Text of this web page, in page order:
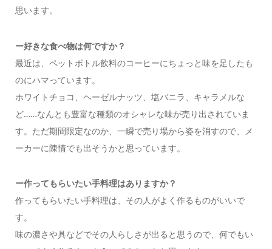
思います。
ー好きな食べ物は何ですか？
最近は、ペットボトル飲料のコーヒーにちょっと味を足したも
のにハマっています。
ホワイトチョコ、ヘーゼルナッツ、塩バニラ、キャラメルな
ど……なんとも豊富な種類のオシャレな味が売り出されていま
す。ただ期間限定なのか、一瞬で売り場から姿を消すので、メ
ーカーに陳情でも出そうかと思っています。
ー作ってもらいたい手料理はありますか？
作ってもらいたい手料理は、その人がよく作るものがいいで
す。
味の濃さや具などでその人らしさが出ると思うので、何でもい